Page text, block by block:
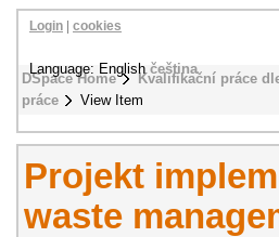
DSpace Home Kvalifikační práce
práce
View Item
Login cookies
Language: Englishčeština
Projekt
waste